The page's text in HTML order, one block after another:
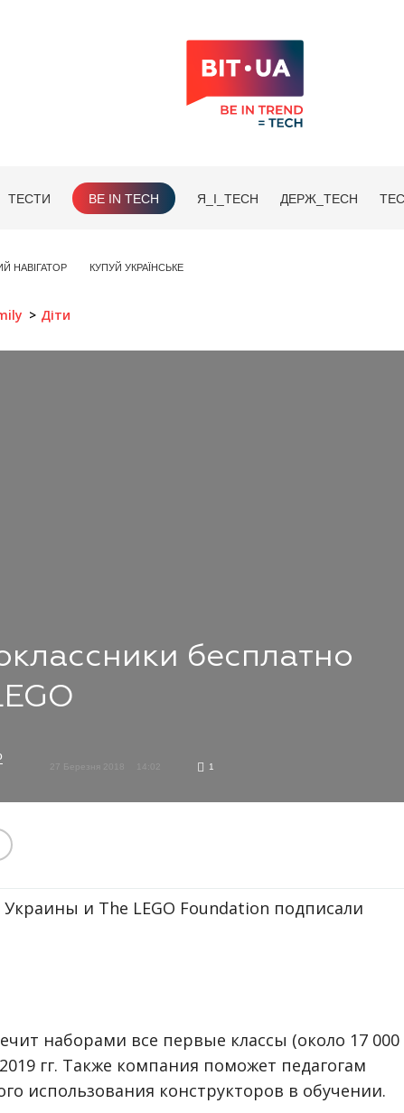
ТЕСТИ BE IN TECH Я_І_TECH ДЕРЖ_TECH
НАВІГАТОР КУПУЙ УКРАЇНСЬКЕ
Діти
бесплатно
27 Березня 2018 1
и The LEGO Foundation подписали
наборами все первые классы (около 17 000
2019 гг. Также компания поможет педагогам
использования конструкторов в обучении.